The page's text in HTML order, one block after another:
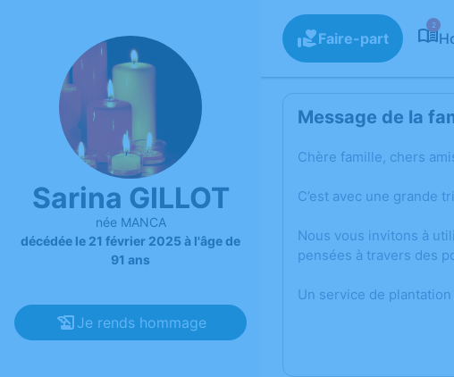
Sarina GILLOT
née MANCA
décédée le 21 février 2025 à l'âge de
91 ans
Je rends hommage
Faire-part
2
Message de la
Chère famille, chers
C’est avec une grande
Nous vous invitons à
pensées à travers des
Un service de plantation